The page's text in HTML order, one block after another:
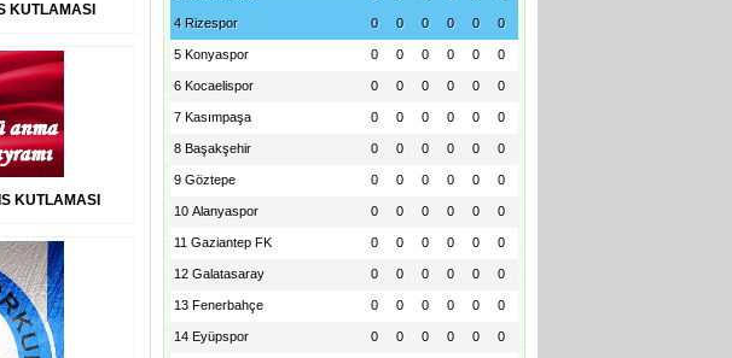
KUTLAMASI
KUTLAMASI
4 Rizespor 0
0
0
0
0
0
5 Konyaspor 0
0
0
0
0
0
6 Kocaelispor 0
0
0
0
0
0
7 Kasımpaşa 0
0
0
0
0
0
8 Başakşehir 0
0
0
0
0
0
9 Göztepe 0
0
0
0
0
0
10 Alanyaspor 0
0
0
0
0
0
11 Gaziantep FK 0
0
0
0
0
0
12 Galatasaray 0
0
0
0
0
0
13 Fenerbahçe 0
0
0
0
0
0
14 Eyüpspor 0
0
0
0
0
0